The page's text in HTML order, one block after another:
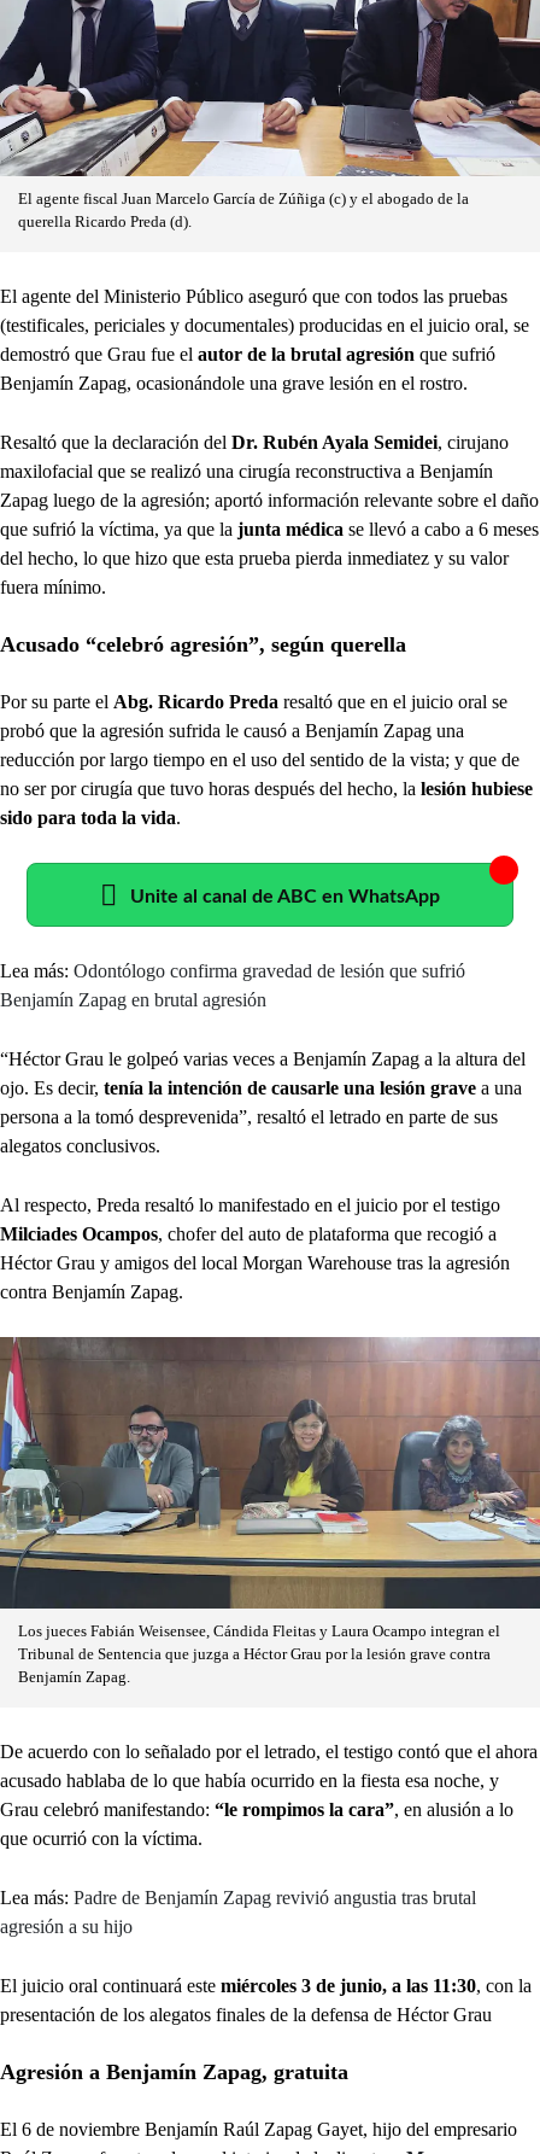
El agente fiscal Juan Marcelo García de Zúñiga (c) y el abogado de la
querella Ricardo Preda (d).
El agente del Ministerio Público aseguró que con todos las pruebas
(testificales, periciales y documentales) producidas en el juicio oral, se
demostró que Grau fue el autor de la brutal agresión que sufrió
Benjamín Zapag, ocasionándole una grave lesión en el rostro.
Resaltó que la declaración del Dr. Rubén Ayala Semidei, cirujano
maxilofacial que se realizó una cirugía reconstructiva a Benjamín
Zapag luego de la agresión; aportó información relevante sobre el daño
que sufrió la víctima, ya que la junta médica se llevó a cabo a 6 meses
del hecho, lo que hizo que esta prueba pierda inmediatez y su valor
fuera mínimo.
Acusado “celebró agresión”, según querella
Por su parte el Abg. Ricardo Preda resaltó que en el juicio oral se
probó que la agresión sufrida le causó a Benjamín Zapag una
reducción por largo tiempo en el uso del sentido de la vista; y que de
no ser por cirugía que tuvo horas después del hecho, la lesión hubiese
sido para toda la vida.
Unite al canal de ABC en WhatsApp
Lea más: Odontólogo confirma gravedad de lesión que sufrió
Benjamín Zapag en brutal agresión
“Héctor Grau le golpeó varias veces a Benjamín Zapag a la altura del
ojo. Es decir, tenía la intención de causarle una lesión grave a una
persona a la tomó desprevenida”, resaltó el letrado en parte de sus
alegatos conclusivos.
Al respecto, Preda resaltó lo manifestado en el juicio por el testigo
Milciades Ocampos, chofer del auto de plataforma que recogió a
Héctor Grau y amigos del local Morgan Warehouse tras la agresión
contra Benjamín Zapag.
Los jueces Fabián Weisensee, Cándida Fleitas y Laura Ocampo integran el
Tribunal de Sentencia que juzga a Héctor Grau por la lesión grave contra
Benjamín Zapag.
De acuerdo con lo señalado por el letrado, el testigo contó que el ahora
acusado hablaba de lo que había ocurrido en la fiesta esa noche, y
Grau celebró manifestando: “le rompimos la cara”, en alusión a lo
que ocurrió con la víctima.
Lea más: Padre de Benjamín Zapag revivió angustia tras brutal
agresión a su hijo
El juicio oral continuará este miércoles 3 de junio, a las 11:30, con la
presentación de los alegatos finales de la defensa de Héctor Grau
Agresión a Benjamín Zapag, gratuita
El 6 de noviembre Benjamín Raúl Zapag Gayet, hijo del empresario